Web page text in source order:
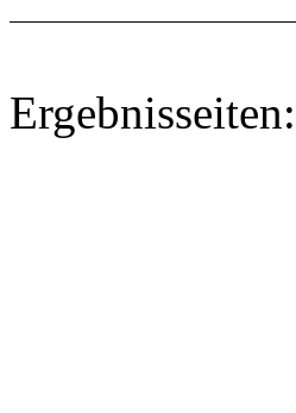
Ergebnisseiten: